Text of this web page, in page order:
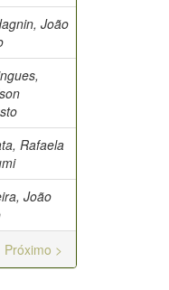
João
Rafaela
João
Próximo >